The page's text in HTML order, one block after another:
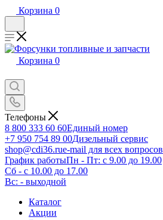
Корзина 0
Корзина 0
Телефоны
8 800 333 60 60Единый номер
+7 950 754 89 00Дизельный сервис
shop@cdi36.rue-mail для всех вопросов
График работыПн - Пт: с 9.00 до 19.00
Сб - с 10.00 до 17.00
Вс: - выходной
Каталог
Акции